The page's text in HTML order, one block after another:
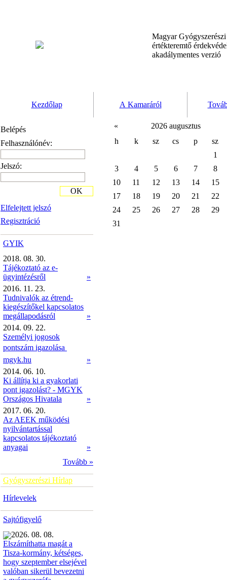
Magyar
értékteremtő
akadálymentes verzió
Kezdőlap A Kamaráról
Belépés
Felhasználónév:
Jelszó:
Elfelejtett jelszó
Regisztráció
OK
GYIK
2018. 08. 30.
Tájékoztató az e-
ügyintézésről
»
2016. 11. 23.
Tudnivalók az étrend-
kiegészítőkel kapcsolatos
megállapodásról
»
2014. 09. 22.
Személyi jogosok
pontszám igazolása 
mgyk.hu
»
2014. 06. 10.
Ki állítja ki a gyakorlati
pont igazolást? - MGYK
Országos Hivatala
»
2017. 06. 20.
Az AEEK működési
nyilvántartással
kapcsolatos tájékoztató
anyagai
»
Tovább »
Gyógyszerészi Hírlap
Hírlevelek
Sajtófigyelő
2026. 08. 08.
Elszámíthatta magát a
Tisza-kormány, kétséges,
hogy szeptember elsejével
valóban sikerül bevezetni
«
2026 augusztus
h
k sz cs p
sz
1
3
4 5 6 7
8
10
11 12 13 14
15
17
18 19 20 21
22
24
25 26 27 28
29
31